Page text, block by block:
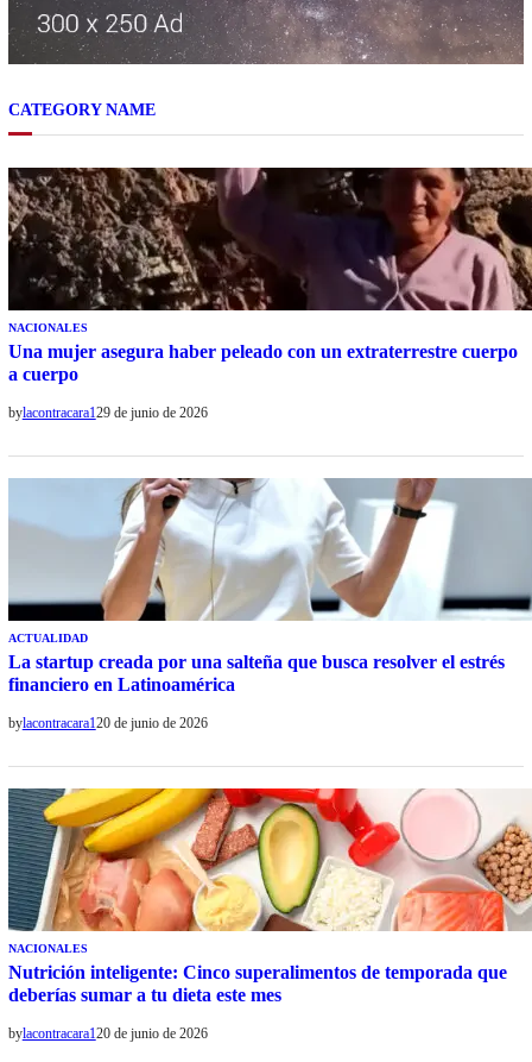
CATEGORY NAME
NACIONALES
Una mujer asegura haber peleado con un extraterrestre cuerpo
a cuerpo
bylacontracara129 de junio de 2026
ACTUALIDAD
La startup creada por una salteña que busca resolver el estrés
financiero en Latinoamérica
bylacontracara120 de junio de 2026
NACIONALES
Nutrición inteligente: Cinco superalimentos de temporada que
deberías sumar a tu dieta este mes
bylacontracara120 de junio de 2026